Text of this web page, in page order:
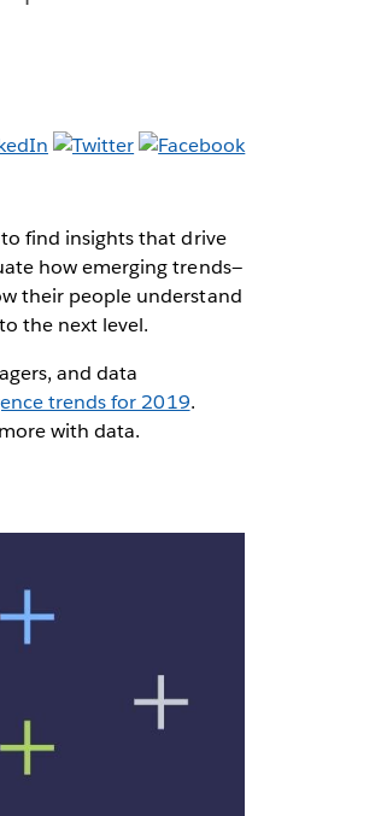
find insights that drive
how emerging trends—
their people understand
the next level.
and data
trends for 2019.
with data.